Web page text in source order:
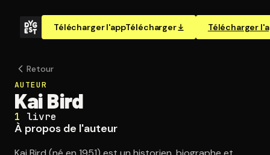
Télécharger l'appTélécharger Télécharger
Retour
AUTEUR
Kai Bird
1 livre
À propos de l'auteur